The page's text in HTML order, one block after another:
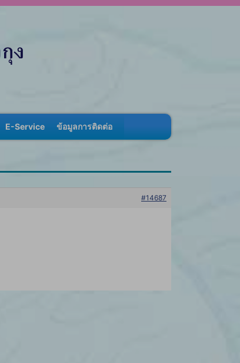
E-Service ข้อมูลการติดต่อ
#14687